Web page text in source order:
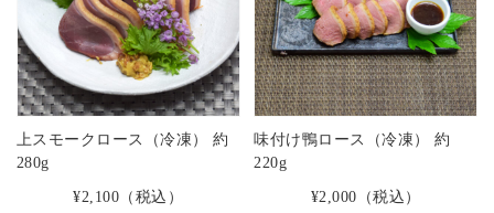
上スモークロース（冷凍） 約
280g
¥2,100 （税込）
味付け鴨ロース（冷凍） 約
220g
¥2,000 （税込）